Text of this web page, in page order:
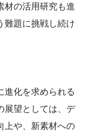
材の活用研究も進
難題に挑戦し続け
進化を求められる
展望としては、デ
上や、新素材への